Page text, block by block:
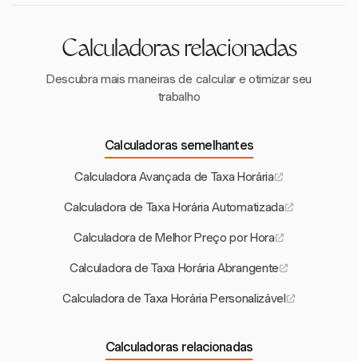
com precisão.
Calculadoras relacionadas
Descubra mais maneiras de calcular e otimizar seu
trabalho
Calculadoras semelhantes
Calculadora Avançada de Taxa Horária
Calculadora de Taxa Horária Automatizada
Calculadora de Melhor Preço por Hora
Calculadora de Taxa Horária Abrangente
Calculadora de Taxa Horária Personalizável
Calculadoras relacionadas